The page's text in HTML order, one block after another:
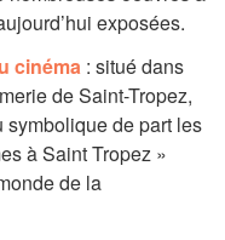
exposées.
cinéma : situé dans
de Saint-Tropez,
symbolique de part les
à Saint Tropez »
de la